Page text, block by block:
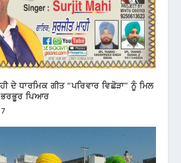
ਦੇ ਧਾਰਮਿਕ ਗੀਤ “ਪਰਿਵਾਰ ਵਿਛੋੜਾ” ਨੂੰ ਮਿਲ
ਭਰਭੂਰ ਪਿਆਰ